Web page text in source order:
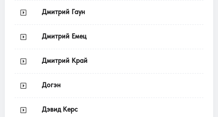
Дмитрий Гаун
Дмитрий Емец
Дмитрий Край
Догэн
Дэвид Керс